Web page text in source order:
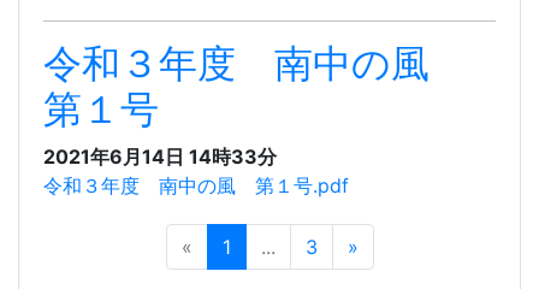
令和３年度 南中の風
第１号
2021年6月14日 14時33分
令和３年度 南中の風 第１号.pdf
« 1 ... 3 »